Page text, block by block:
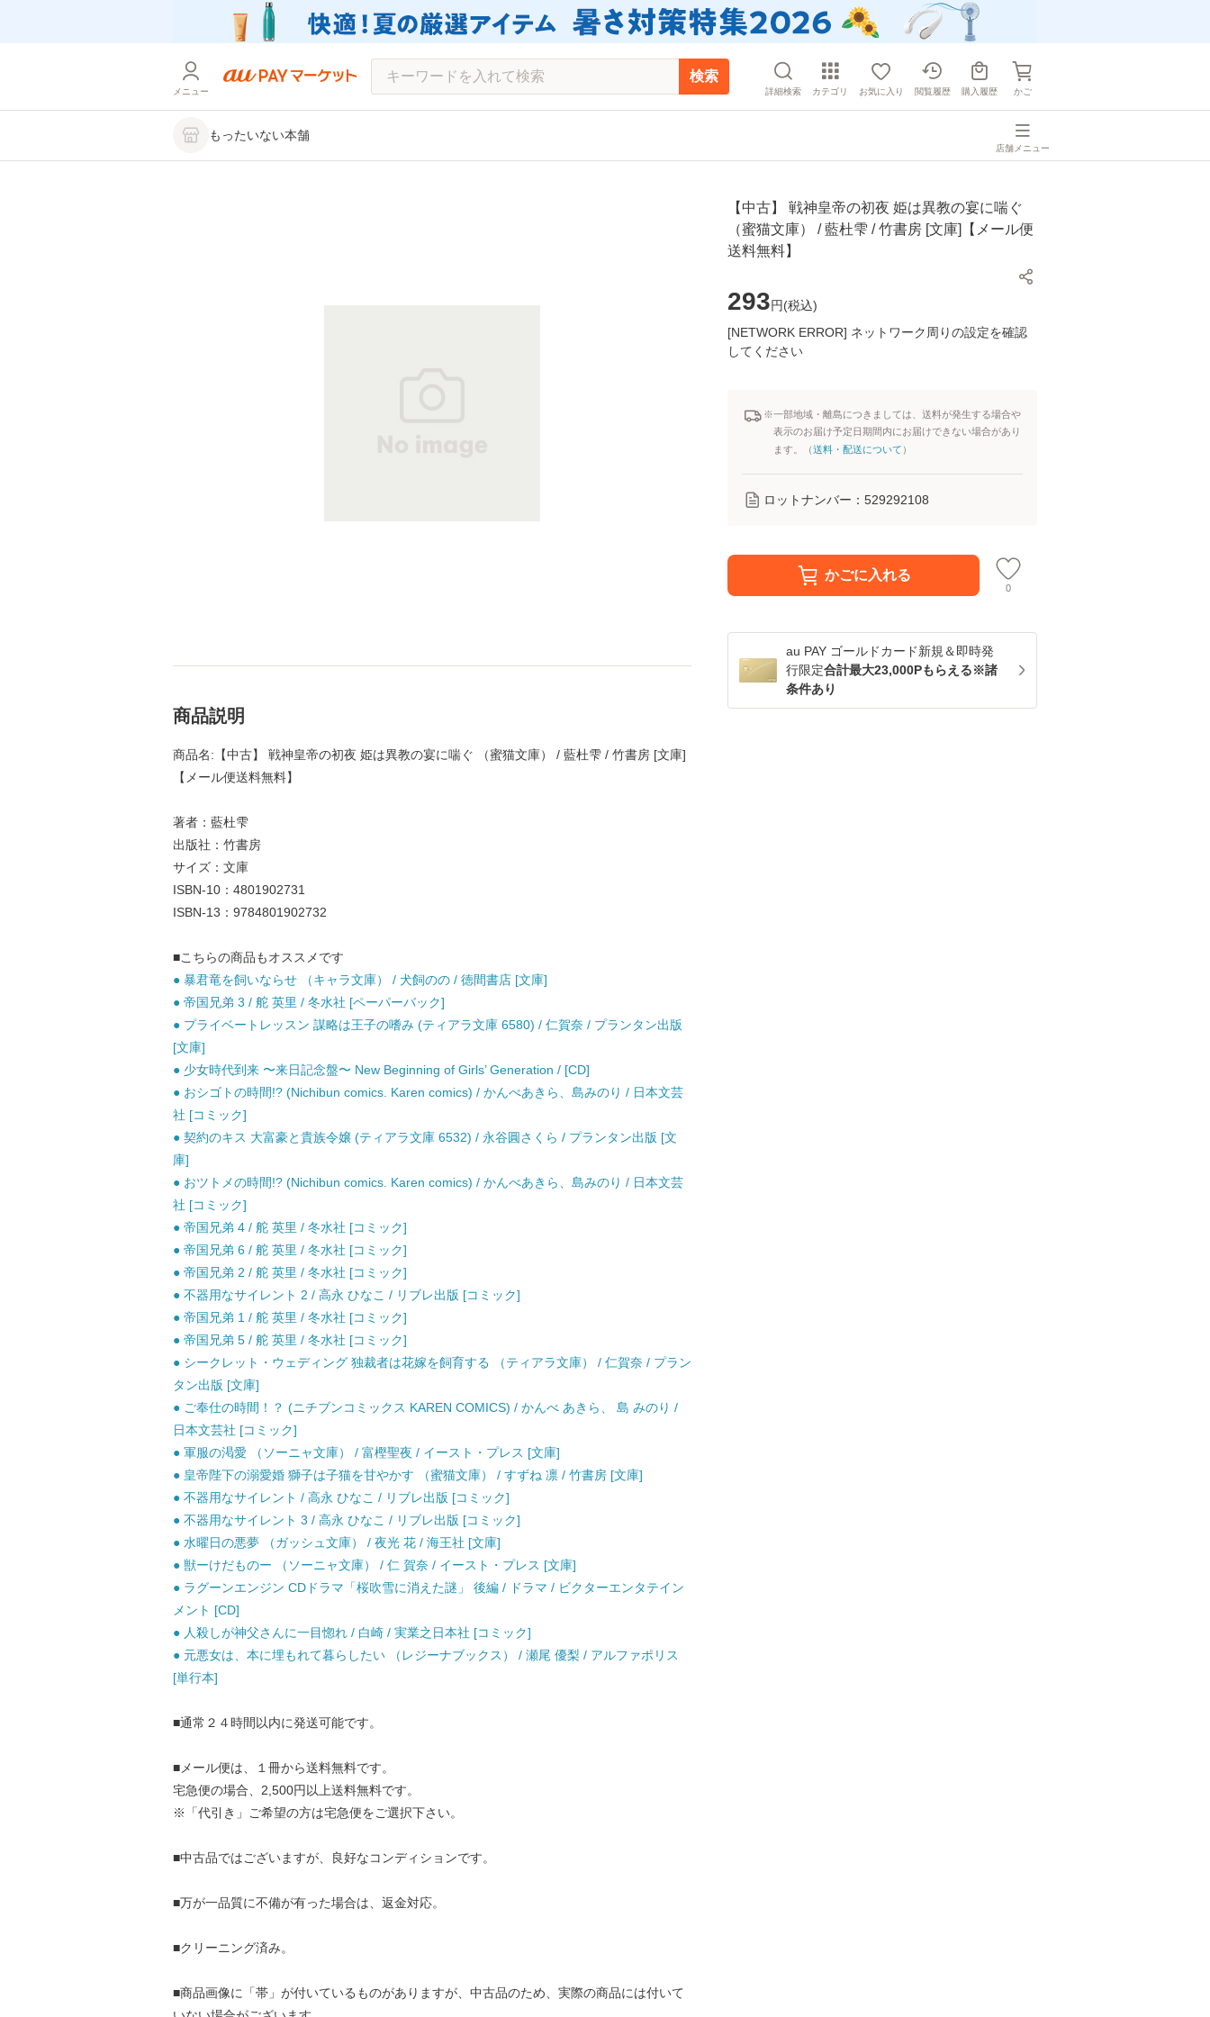
メニュー
検索
詳細検索 カテゴリ お気に入り 閲覧履歴 購入履歴 かご
もったいない本舗
店舗メニュー
【中古】 戦神皇帝の初夜 姫は異教の宴に喘ぐ
（蜜猫文庫） / 藍杜雫 / 竹書房 [文庫]【メール便
送料無料】
293円(税込)
[NETWORK ERROR] ネットワーク周りの設定を確認
してください
※一部地域・離島につきましては、送料が発生する場合や
表示のお届け予定日期間内にお届けできない場合があり
ます。（送料・配送について ）
ロットナンバー： 529292108
かごに入れる
0
au PAY ゴールドカード新規＆即時発
行限定合計最大23,000Pもらえる※諸
条件あり
商品説明
商品名:【中古】 戦神皇帝の初夜 姫は異教の宴に喘ぐ （蜜猫文庫） / 藍杜雫 / 竹書房 [文庫]
【メール便送料無料】
著者：藍杜雫
出版社：竹書房
サイズ：文庫
ISBN-10：4801902731
ISBN-13：9784801902732
■こちらの商品もオススメです
● 暴君竜を飼いならせ （キャラ文庫） / 犬飼のの / 徳間書店 [文庫]
● 帝国兄弟 3 / 舵 英里 / 冬水社 [ペーパーバック]
● プライベートレッスン 謀略は王子の嗜み (ティアラ文庫 6580) / 仁賀奈 / プランタン出版
[文庫]
● 少女時代到来 〜来日記念盤〜 New Beginning of Girls’ Generation / [CD]
● おシゴトの時間!? (Nichibun comics. Karen comics) / かんべあきら、島みのり / 日本文芸
社 [コミック]
● 契約のキス 大富豪と貴族令嬢 (ティアラ文庫 6532) / 永谷圓さくら / プランタン出版 [文
庫]
● おツトメの時間!? (Nichibun comics. Karen comics) / かんべあきら、島みのり / 日本文芸
社 [コミック]
● 帝国兄弟 4 / 舵 英里 / 冬水社 [コミック]
● 帝国兄弟 6 / 舵 英里 / 冬水社 [コミック]
● 帝国兄弟 2 / 舵 英里 / 冬水社 [コミック]
● 不器用なサイレント 2 / 高永 ひなこ / リブレ出版 [コミック]
● 帝国兄弟 1 / 舵 英里 / 冬水社 [コミック]
● 帝国兄弟 5 / 舵 英里 / 冬水社 [コミック]
● シークレット・ウェディング 独裁者は花嫁を飼育する （ティアラ文庫） / 仁賀奈 / プラン
タン出版 [文庫]
● ご奉仕の時間！？ (ニチブンコミックス KAREN COMICS) / かんべ あきら、 島 みのり /
日本文芸社 [コミック]
● 軍服の渇愛 （ソーニャ文庫） / 富樫聖夜 / イースト・プレス [文庫]
● 皇帝陛下の溺愛婚 獅子は子猫を甘やかす （蜜猫文庫） / すずね 凛 / 竹書房 [文庫]
● 不器用なサイレント / 高永 ひなこ / リブレ出版 [コミック]
● 不器用なサイレント 3 / 高永 ひなこ / リブレ出版 [コミック]
● 水曜日の悪夢 （ガッシュ文庫） / 夜光 花 / 海王社 [文庫]
● 獣ーけだものー （ソーニャ文庫） / 仁 賀奈 / イースト・プレス [文庫]
● ラグーンエンジン CDドラマ「桜吹雪に消えた謎」 後編 / ドラマ / ビクターエンタテイン
メント [CD]
● 人殺しが神父さんに一目惚れ / 白崎 / 実業之日本社 [コミック]
● 元悪女は、本に埋もれて暮らしたい （レジーナブックス） / 瀬尾 優梨 / アルファポリス
[単行本]
■通常２４時間以内に発送可能です。
■メール便は、１冊から送料無料です。
宅急便の場合、2,500円以上送料無料です。
※「代引き」ご希望の方は宅急便をご選択下さい。
■中古品ではございますが、良好なコンディションです。
■万が一品質に不備が有った場合は、返金対応。
■クリーニング済み。
■商品画像に「帯」が付いているものがありますが、中古品のため、実際の商品には付いて